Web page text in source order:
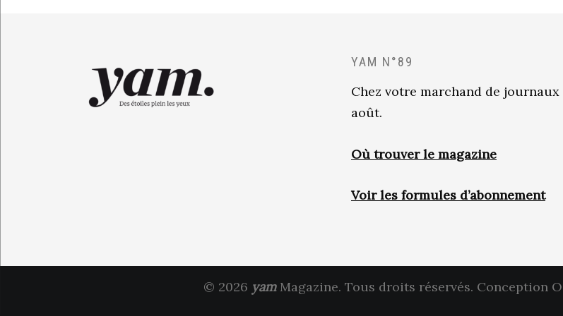
YAM N°89
Chez votre marchand de journaux
août.
Où trouver le magazine
Voir les formules d’abonnement
© 2026 yamMagazine. Tous droits réservés. Conception